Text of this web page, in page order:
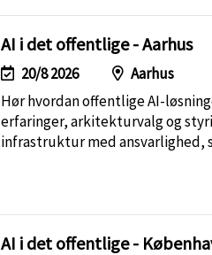
AI i det offentlige - Aarhus
20/8 2026
Aarhus
Hør hvordan offentlige AI-
erfaringer, arkitekturvalg og
infrastruktur med ansvarlighed,
AI i det offentlige -